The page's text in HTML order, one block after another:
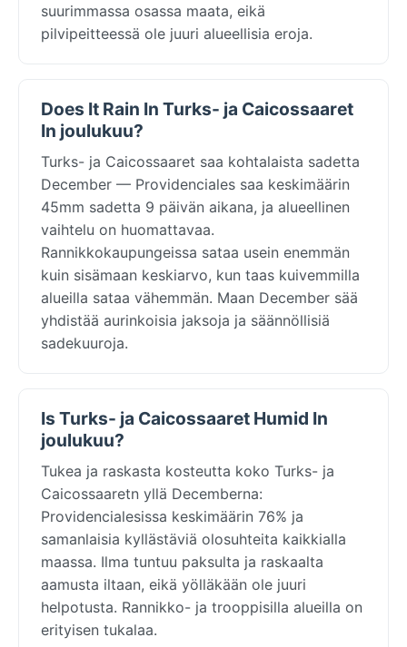
suurimmassa osassa maata, eikä
pilvipeitteessä ole juuri alueellisia eroja.
Does It Rain In Turks- ja Caicossaaret
In joulukuu?
Turks- ja Caicossaaret saa kohtalaista sadetta
December — Providenciales saa keskimäärin
45mm sadetta 9 päivän aikana, ja alueellinen
vaihtelu on huomattavaa.
Rannikkokaupungeissa sataa usein enemmän
kuin sisämaan keskiarvo, kun taas kuivemmilla
alueilla sataa vähemmän. Maan December sää
yhdistää aurinkoisia jaksoja ja säännöllisiä
sadekuuroja.
Is Turks- ja Caicossaaret Humid In
joulukuu?
Tukea ja raskasta kosteutta koko Turks- ja
Caicossaaretn yllä Decemberna:
Providencialesissa keskimäärin 76% ja
samanlaisia kyllästäviä olosuhteita kaikkialla
maassa. Ilma tuntuu paksulta ja raskaalta
aamusta iltaan, eikä yölläkään ole juuri
helpotusta. Rannikko- ja trooppisilla alueilla on
erityisen tukalaa.